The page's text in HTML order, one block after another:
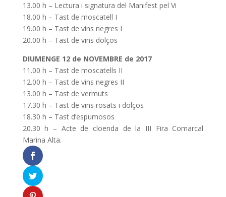
13.00 h – Lectura i signatura del Manifest pel Vi
18.00 h – Tast de moscatell I
19.00 h – Tast de vins negres I
20.00 h – Tast de vins dolços
DIUMENGE 12 de NOVEMBRE de 2017
11.00 h – Tast de moscatells II
12.00 h – Tast de vins negres II
13.00 h – Tast de vermuts
17.30 h – Tast de vins rosats i dolços
18.30 h – Tast d’espumosos
20.30 h – Acte de cloenda de la III Fira Comarcal
Marina Alta.